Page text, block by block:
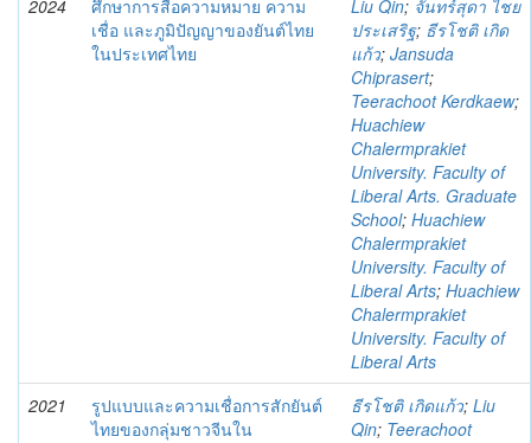
2024
ศึกษาการสื่อความหมาย ความ
เชื่อ และภูมิปัญญาของยันต์ไทย
ในประเทศไทย
Liu Qin; จันทร์สุดา ไชย
ประเสริฐ; ธีรโชติ เกิด
แก้ว; Jansuda
Chiprasert;
Teerachoot Kerdkaew;
Huachiew
Chalermprakiet
University. Faculty of
Liberal Arts. Graduate
School; Huachiew
Chalermprakiet
University. Faculty of
Liberal Arts; Huachiew
Chalermprakiet
University. Faculty of
Liberal Arts
2021
รูปแบบและความเชื่อการสักยันต์
ไทยของกลุ่มชาวจีนใน
ธีรโชติ เกิดแก้ว; Liu
Qin; Teerachoot